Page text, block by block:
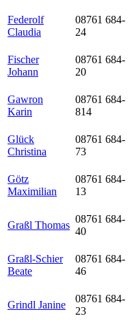
Federolf
Claudia
08761 684-
24
Fischer
Johann
08761 684-
20
Gawron
Karin
08761 684-
814
Glück
Christina
08761 684-
73
Götz
Maximilian
08761 684-
13
Graßl Thomas
08761 684-
40
Graßl-Schier
Beate
08761 684-
46
Grindl Janine
08761 684-
23